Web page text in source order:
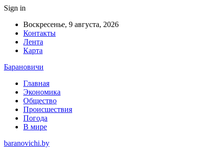
Sign in
Воскресенье, 9 августа, 2026
Контакты
Лента
Карта
Барановичи
Главная
Экономика
Общество
Происшествия
Погода
В мире
baranovichi.by